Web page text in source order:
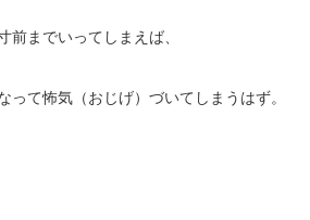
前までいってしまえば、
って怖気（おじげ）づいてしまうはず。